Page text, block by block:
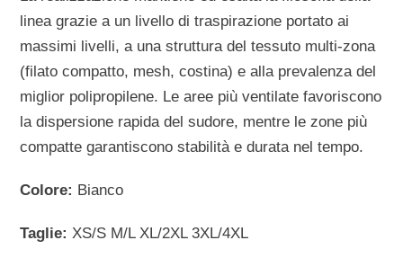
linea grazie a un livello di traspirazione portato ai
massimi livelli, a una struttura del tessuto multi-zona
(filato compatto, mesh, costina) e alla prevalenza del
miglior polipropilene. Le aree più ventilate favoriscono
la dispersione rapida del sudore, mentre le zone più
compatte garantiscono stabilità e durata nel tempo.
Colore: Bianco
Taglie: XS/S M/L XL/2XL 3XL/4XL